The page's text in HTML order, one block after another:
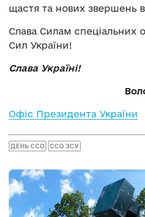
щастя та нових звершень в
Слава Силам спеціальних
Сил України!
Слава Україні!
Офіс Президента України
ДЕНЬ ССО ССО ЗСУ